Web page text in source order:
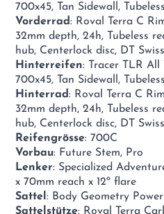
700x45, Tan Sidewall,
Vorderrad: Roval Terra C
32mm depth, 24h, Tubeless
hub, Centerlock disc, DT
Hinterreifen: Tracer TLR All
700x45, Tan Sidewall,
Hinterrad: Roval Terra C
32mm depth, 24h, Tubeless
hub, Centerlock disc, DT
Reifengrösse: 700C
Vorbau: Future Stem, Pro
Lenker: Specialized
x 70mm reach x 12º flare
Sattel: Body Geometry
Sattelstütze: Roval Terra